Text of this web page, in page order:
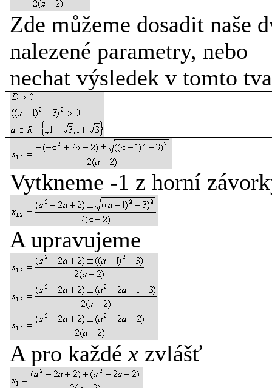
Zde můžeme dosadit naše
nalezené parametry, nebo
nechat výsledek v tomto
Vytkneme -1 z horní
A upravujeme
A pro každéx zvlášť